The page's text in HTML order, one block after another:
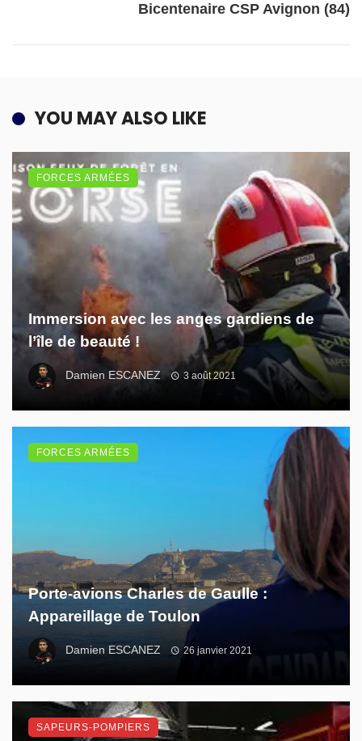
Bicentenaire CSP Avignon (84)
YOU MAY ALSO LIKE
Immersion avec les anges gardiens de
l’île de beauté !
Damien ESCANEZ 3 août 2021
FORCES ARMÉES
Porte-avions Charles de Gaulle :
Appareillage de Toulon
Damien ESCANEZ 26 janvier 2021
FORCES ARMÉES
SAPEURS-POMPIERS